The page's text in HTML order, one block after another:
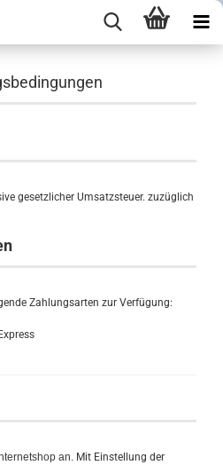
gesetzlicher Umsatzsteuer. zuzüglich
Zahlungsarten zur Verfügung:
an. Mit Einstellung der